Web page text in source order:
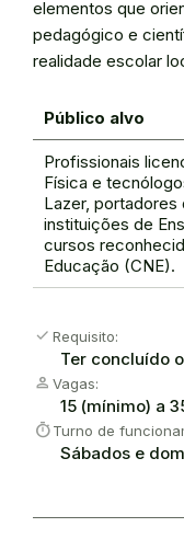
elementos que
pedagógico e
realidade escolar
Público alvo
Profissionais
Física e
Lazer,
instituições de
cursos
Educação (CNE).
Check Requisito:
Ter concluído
Person Vagas:
15 (mínimo) a
TimerTurno de
Sábados e